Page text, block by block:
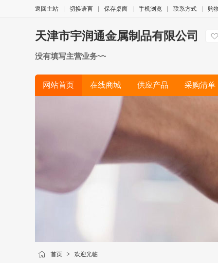
返回主站 切换语言 保存桌面 手机浏览 联系方式 购
天津市宇润通金属制品有限公司
没有填写主营业务~~
网站首页 在线商城 供应产品 采购清单
首页 > 欢迎光临